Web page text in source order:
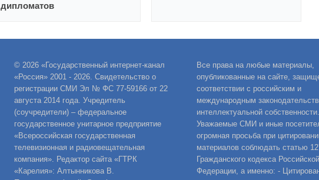
дипломатов
© 2026 «Государственный интернет-канал
«Россия» 2001 - 2026. Свидетельство о
регистрации СМИ Эл № ФС 77-59166 от 22
августа 2014 года. Учредитель
(соучредители) – федеральное
государственное унитарное предприятие
«Всероссийская государственная
телевизионная и радиовещательная
компания». Редактор сайта «ГТРК
«Карелия»: Алтынникова В.
Все права на любые материалы,
опубликованные на сайте,
соответствии с российским и
международным
интеллектуальной собственности.
Уважаемые СМИ и иные
огромная просьба при
материалов соблюдать статью
Гражданского кодекса Российской
Федерации, а именно: -